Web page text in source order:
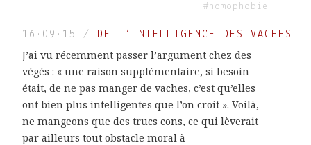
#homophobie
16·09·15 / DE L’INTELLIGENCE DES VACHES
J’ai vu récemment passer l’argument chez des
végés : « une raison supplémentaire, si besoin
était, de ne pas manger de vaches, c’est qu’elles
ont bien plus intelligentes que l’on croit ». Voilà,
ne mangeons que des trucs cons, ce qui lèverait
par ailleurs tout obstacle moral à